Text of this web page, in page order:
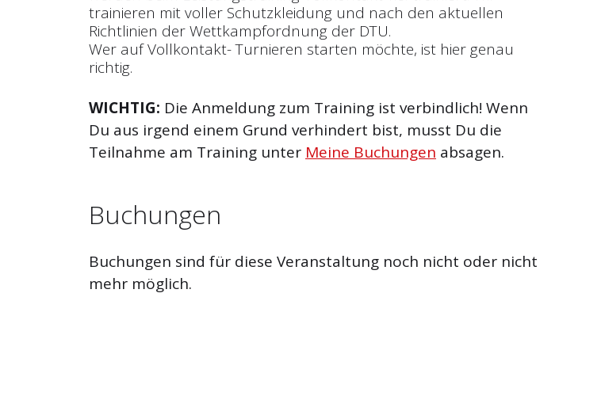
trainieren mit voller Schutzkleidung und nach den aktuellen
Richtlinien der Wettkampfordnung der DTU.
Wer auf Vollkontakt- Turnieren starten möchte, ist hier genau
richtig.
WICHTIG: Die Anmeldung zum Training ist verbindlich! Wenn
Du aus irgend einem Grund verhindert bist, musst Du die
Teilnahme am Training unter Meine Buchungen absagen.
Buchungen
Buchungen sind für diese Veranstaltung noch nicht oder nicht
mehr möglich.